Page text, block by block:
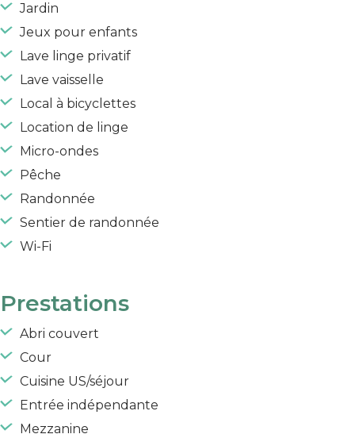
Jardin
Jeux pour enfants
Lave linge privatif
Lave vaisselle
Local à bicyclettes
Location de linge
Micro-ondes
Pêche
Randonnée
Sentier de randonnée
Wi-Fi
Prestations
Abri couvert
Cour
Cuisine US/séjour
Entrée indépendante
Mezzanine